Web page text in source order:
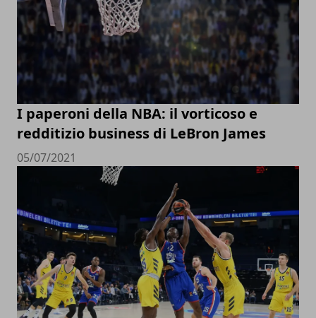
I paperoni della NBA: il vorticoso e
redditizio business di LeBron James
05/07/2021